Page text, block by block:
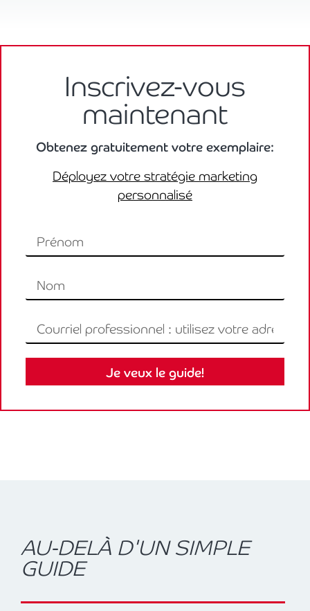
Inscrivez-vous
maintenant
Obtenez gratuitement votre exemplaire:
Déployez votre stratégie marketing
personnalisé
Je veux le guide!
AU-DELÀ D'UN SIMPLE
GUIDE